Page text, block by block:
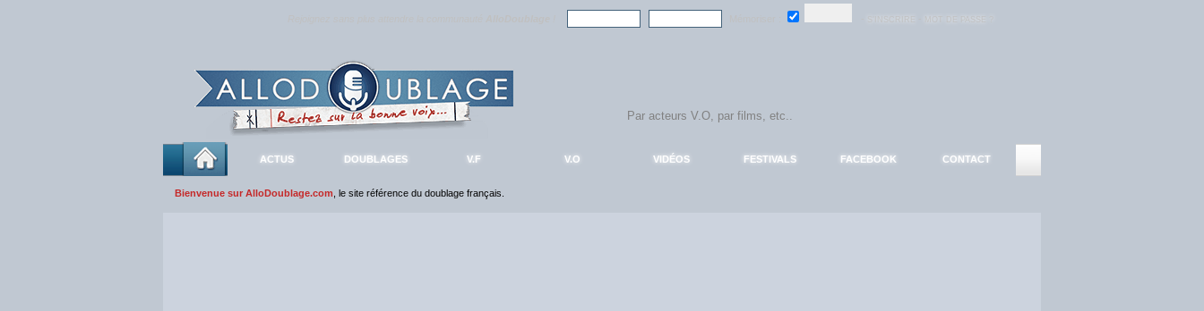
ACTUS DOUBLAGES V.F V.O VIDÉOS FESTIVALS FACEBOOK CONTACT
Bienvenue sur AlloDoublage.com , le site référence du doublage français.